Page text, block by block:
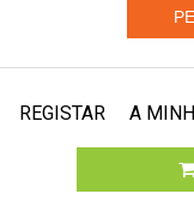
REGISTAR A